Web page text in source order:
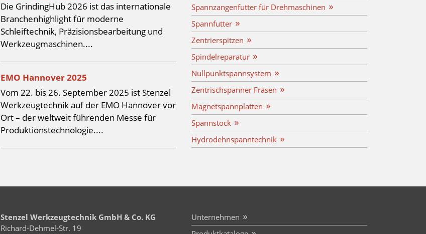
Die GrindingHub 2026 ist das internationale
Branchenhighlight für moderne
Schleiftechnik, Präzisionsbearbeitung und
Werkzeugmaschinen....
EMO Hannover 2025
Vom 22. bis 26. September 2025 ist Stenzel
Werkzeugtechnik auf der EMO Hannover vor
Ort – der weltweit führenden Messe für
Produktionstechnologie....
Spannzangenfutter für Drehmaschinen
Spannfutter
Zentrierspitzen
Spindelreparatur
Nullpunktspannsystem
Zentrischspanner Fräsen
Magnetspannplatten
Spannstock
Hydrodehnspanntechnik
Stenzel Werkzeugtechnik GmbH & Co. KG
Richard-Dehmel-Str. 19
Unternehmen